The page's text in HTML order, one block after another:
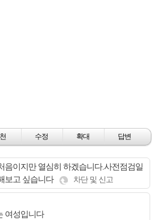
수정 확대 답변
음이지만 열심히 하겠습니다.사전점검일
보고 싶습니다
차단 및 신고
여성입니다